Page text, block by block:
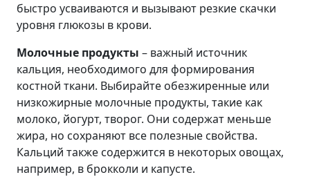
быстро усваиваются и вызывают резкие скачки
уровня глюкозы в крови.
Молочные продукты – важный источник
кальция, необходимого для формирования
костной ткани. Выбирайте обезжиренные или
низкожирные молочные продукты, такие как
молоко, йогурт, творог. Они содержат меньше
жира, но сохраняют все полезные свойства.
Кальций также содержится в некоторых овощах,
например, в брокколи и капусте.